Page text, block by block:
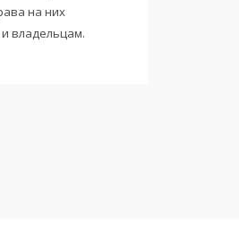
на них
владельцам.